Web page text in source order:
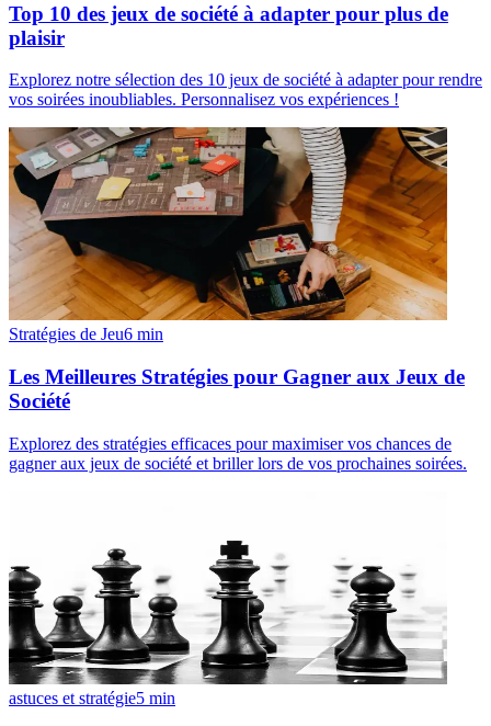
Top 10 des jeux de société à adapter pour plus de
plaisir
Explorez notre sélection des 10 jeux de société à adapter pour rendre
vos soirées inoubliables. Personnalisez vos expériences !
Stratégies de Jeu6 min
Les Meilleures Stratégies pour Gagner aux Jeux de
Société
Explorez des stratégies efficaces pour maximiser vos chances de
gagner aux jeux de société et briller lors de vos prochaines soirées.
astuces et stratégie5 min